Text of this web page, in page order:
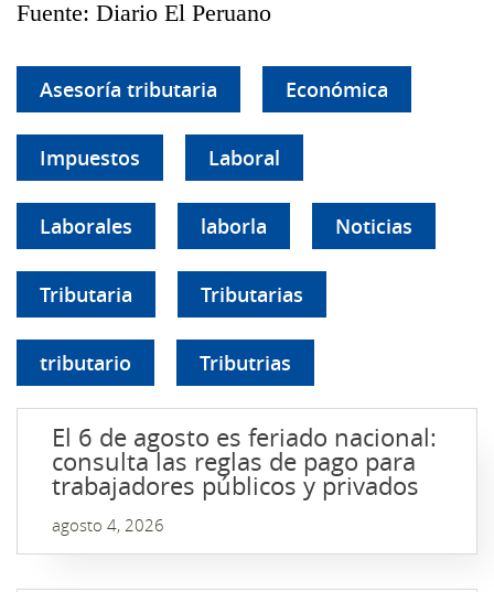
Fuente: Diario El Peruano
Asesoría tributaria Económica
Impuestos Laboral
Laborales laborla Noticias
Tributaria Tributarias
tributario Tributrias
El 6 de agosto es feriado nacional:
consulta las reglas de pago para
trabajadores públicos y privados
agosto 4, 2026